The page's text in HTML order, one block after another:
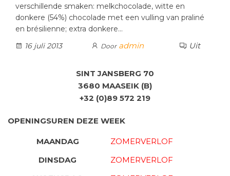
verschillende smaken: melkchocolade, witte en
donkere (54%) chocolade met een vulling van praliné
en brésilienne; extra donkere…
16 juli 2013
Door admin Uit
SINT JANSBERG 70
3680 MAASEIK (B)
+32 (0)89 572 219
OPENINGSUREN DEZE WEEK
MAANDAG
ZOMERVERLOF
DINSDAG
ZOMERVERLOF